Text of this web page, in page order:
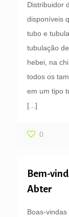
Distribuidor
disponíveis
tubo e
tubulação
hebei, na
todos os
em um tipo
[...]
0
Bem-
Abter
Boas-